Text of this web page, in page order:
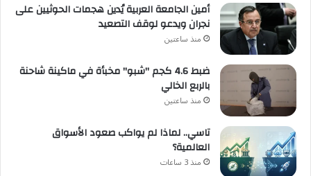
أمين الجامعة العربية يُدين هجمات الحوثيين على
نجران ويدعو لوقف التصعيد
منذ ساعتين
ضبط 4.6 كجم "شبو" مخبأة في ماكينة شاحنة
بالربع الخالي
منذ ساعتين
تاسي.. لماذا لم يواكب صعود الأسواق
العالمية؟
منذ 3 ساعات